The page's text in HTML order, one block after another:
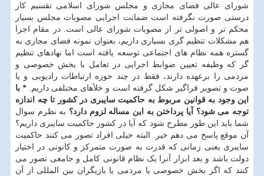
شورای عالی فضای مجازی و مجلس شورای اسلامی تقسیم کار
درستی صورت نگرفته است ضمانت اجرایی مصوبات مجلس بسیار
محکم تر و اصولی تر از مصوبات شورای عالی است. در مقام اجرا
هم مشکلات تنظیم گری بسیاری داریم، بعنوان نمونه فضای مجازی به
گستره همه نظام های اجتماعی توسعه یافته است اما نهادهای تنظیم
گر که وظیفه تعیین ضوابط اجرایی در تعامل با بخش خصوصی و
مردمی را برعهده دارند، فقط در چند حوزه ارتباطات رادیویی و یا
صوت و تصویر فراگیر شکل گرفته است و خلأهای مختلفی داریم. * با
این وجود به قوانین مربوط به حاکمیت سایبری در کشور تا چه اندازه
توجه می شود؟ آیا پرداختن به این مساله لزوم دارد؟ به نظرم سوال
شما باید این طور مطرح شود که آیا در کشور حاکمیت سایبری داریم؟
آن موقع پاسخ می دهم خیر. البته خیلی افراد تصور می کنند حاکمیت
سایبری یعنی زمانی که قدرت به صورت متمرکز و کانونی در اختیار
دولت باشد و بعد ابزار آنرا یک نظام قانونی کامل و جامعی تصور می
کنند که اگر بخش خصوصی یا مردمی یا بازیگران بین المللی از آن